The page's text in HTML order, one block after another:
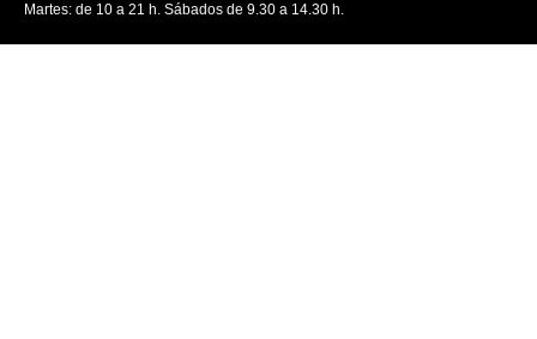
Martes: de 10 a 21 h. Sábados de 9.30 a 14.30 h.